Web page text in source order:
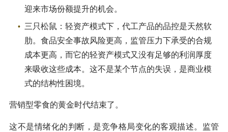
迎来市场份额提升的机会。
三只松鼠：轻资产模式下，代工产品的品控是天然软
肋。食品安全事故风险更高，监管压力下承受的合规
成本更高，而它的轻资产模式又没有足够的利润厚度
来吸收这些成本。这不是某个节点的失误，是商业模
式的结构性困境。
营销型零食的黄金时代结束了。
这不是情绪化的判断，是竞争格局变化的客观描述。监管